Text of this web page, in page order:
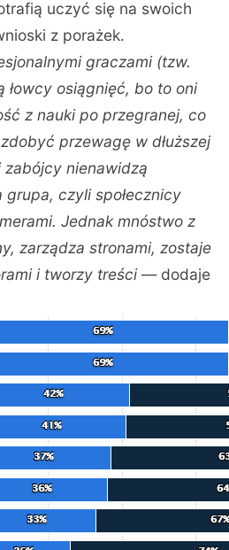
uczyć się na swoich
z porażek.
graczami (tzw.
łowcy osiągnięć, bo to oni
z nauki po przegranej, co
przewagę w dłuższej
nienawidzą
czyli społecznicy
Jednak mnóstwo z
zarządza stronami, zostaje
i tworzy treści — dodaje